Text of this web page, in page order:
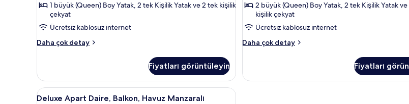
Manzaralı
için
tüm
fotoğrafları
1 büyük (Queen) Boy Yatak, 2 tek Kişilik Yatak ve 2 tek kişilik
çekyat
Ücretsiz kablosuz internet
Daha çok detay
Deluxe
Havuz
Manzaralı
hakkında
Fiyatları görüntüleyin
fotoğrafları
görün
2 büyük (Queen) Boy Yatak, 2 tek Kişilik Yatak
kişilik çekyat
Ücretsiz kablosuz internet
Daha çok detay
Family
daha
Fiyatları
Deluxe
Masa, ütü/ütü masası, beşik/çocuk yatağı, portatif/ilave yatak
13
Deluxe Apart Daire, Balkon, Havuz Manzaralı